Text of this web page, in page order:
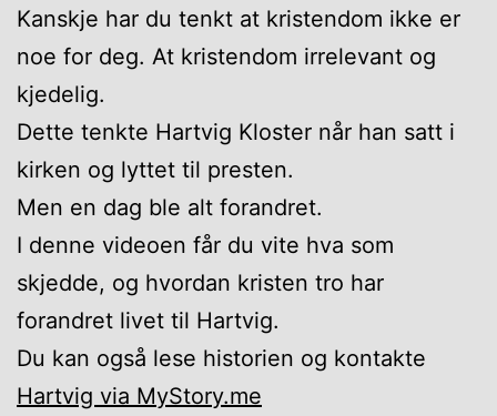
Kanskje har du tenkt at kristendom ikke er
noe for deg. At kristendom irrelevant og
kjedelig.
Dette tenkte Hartvig Kloster når han satt i
kirken og lyttet til presten.
Men en dag ble alt forandret.
I denne videoen får du vite hva som
skjedde, og hvordan kristen tro har
forandret livet til Hartvig.
Du kan også lese historien og kontakte
Hartvig via MyStory.me